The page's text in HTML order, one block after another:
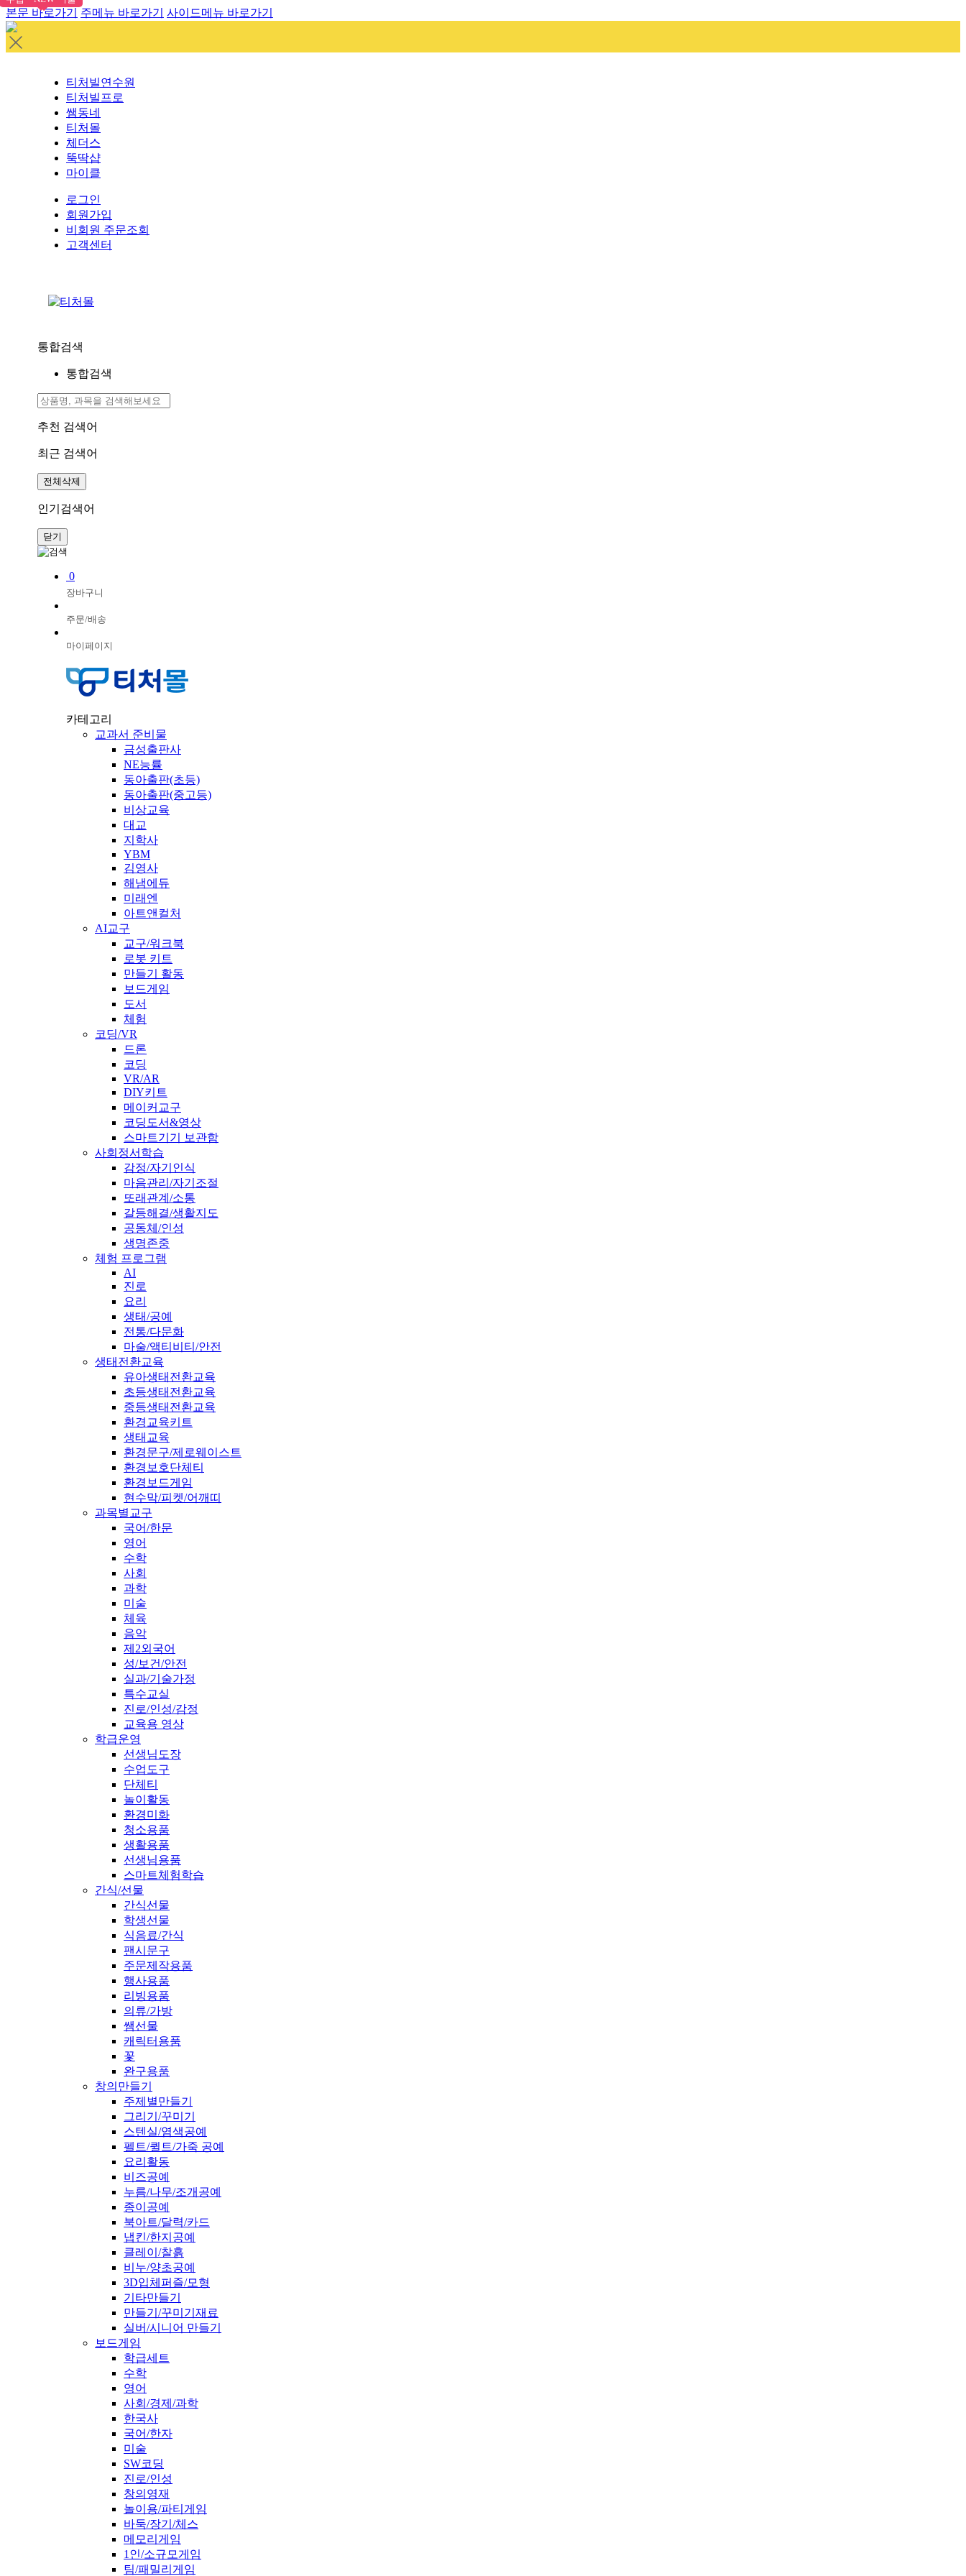
본문 바로가기 주메뉴 바로가기 사이드메뉴 바로가기
티처빌연수원
티처빌프로
쌤동네
티처몰
체더스
뚝딱샵
마이클
로그인
회원가입
비회원 주문조회
고객센터
통합검색
통합검색
추천 검색어
최근 검색어
전체삭제
인기검색어
닫기
0
장바구니
주문/배송
마이페이지
카테고리
교과서 준비물
금성출판사
NE능률
동아출판(초등)
동아출판(중고등)
비상교육
대교
지학사
YBM
김영사
해냄에듀
미래엔
아트앤컬처
AI교구
교구/워크북
로봇 키트
만들기 활동
보드게임
도서
체험
코딩/VR
드론
코딩
VR/AR
DIY키트
메이커교구
코딩도서&영상
스마트기기 보관함
사회정서학습
감정/자기인식
마음관리/자기조절
또래관계/소통
갈등해결/생활지도
공동체/인성
생명존중
체험 프로그램
AI
진로
요리
생태/공예
전통/다문화
마술/액티비티/안전
생태전환교육
유아생태전환교육
초등생태전환교육
중등생태전환교육
환경교육키트
생태교육
환경문구/제로웨이스트
환경보호단체티
환경보드게임
현수막/피켓/어깨띠
과목별교구
국어/한문
영어
수학
사회
과학
미술
체육
음악
제2외국어
성/보건/안전
실과/기술가정
특수교실
진로/인성/감정
교육용 영상
학급운영
선생님도장
수업도구
단체티
놀이활동
환경미화
청소용품
생활용품
선생님용품
스마트체험학습
간식/선물
간식선물
학생선물
식음료/간식
팬시문구
주문제작용품
행사용품
리빙용품
의류/가방
쌤선물
캐릭터용품
꽃
완구용품
창의만들기
주제별만들기
그리기/꾸미기
스텐실/염색공예
펠트/퀼트/가죽 공예
요리활동
비즈공예
누름/나무/조개공예
종이공예
북아트/달력/카드
냅킨/한지공예
클레이/찰흙
비누/양초공예
3D입체퍼즐/모형
기타만들기
만들기/꾸미기재료
실버/시니어 만들기
보드게임
학급세트
수학
영어
사회/경제/과학
한국사
국어/한자
미술
SW코딩
진로/인성
창의영재
놀이용/파티게임
바둑/장기/체스
메모리게임
1인/소규모게임
팀/패밀리게임